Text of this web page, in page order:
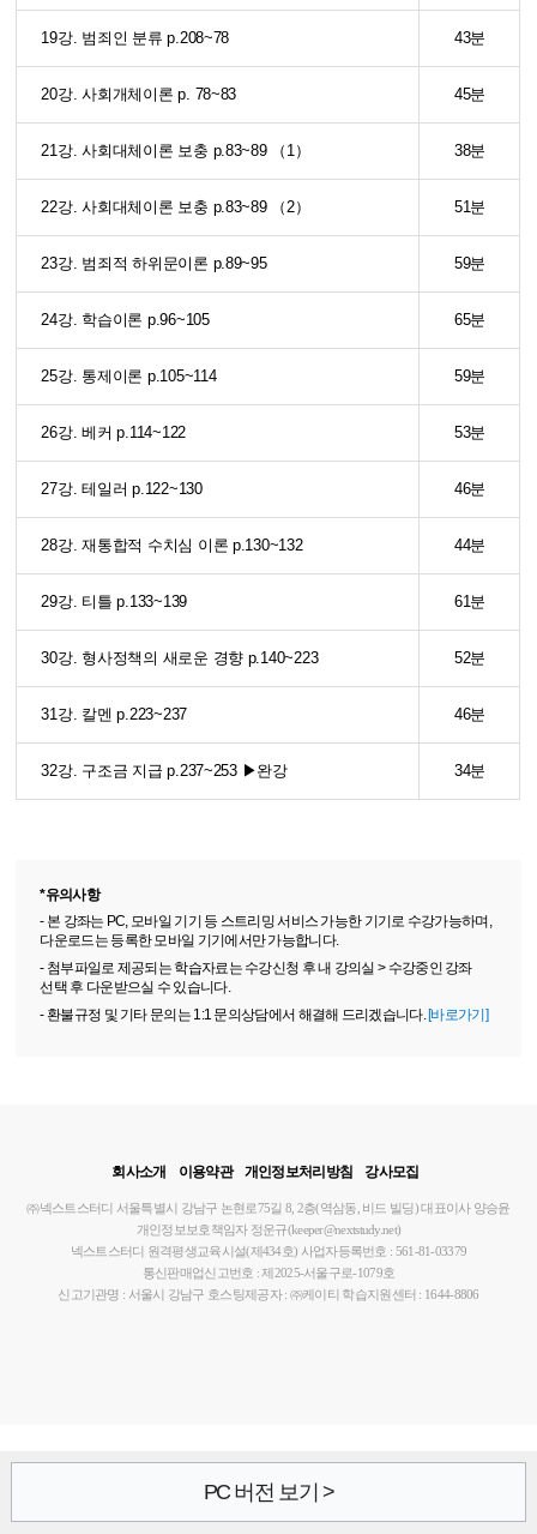
19강. 범죄인 분류 p.208~78 43분
20강. 사회개체이론 p. 78~83 45분
21강. 사회대체이론 보충 p.83~89 （1） 38분
22강. 사회대체이론 보충 p.83~89 （2） 51분
23강. 범죄적 하위문이론 p.89~95 59분
24강. 학습이론 p.96~105 65분
25강. 통제이론 p.105~114 59분
26강. 베커 p.114~122 53분
27강. 테일러 p.122~130 46분
28강. 재통합적 수치심 이론 p.130~132 44분
29강. 티틀 p.133~139 61분
30강. 형사정책의 새로운 경향 p.140~223 52분
31강. 칼멘 p.223~237 46분
32강. 구조금 지급 p.237~253 ▶완강 34분
*유의사항
- 본 강좌는 PC, 모바일 기기 등 스트리밍 서비스 가능한 기기로 수강가능하며,
다운로드는 등록한 모바일 기기에서만 가능합니다.
- 첨부파일로 제공되는 학습자료는 수강신청 후 내 강의실 > 수강중인 강좌
선택 후 다운받으실 수 있습니다.
- 환불규정 및 기타 문의는 1:1 문의상담에서 해결해 드리겠습니다.[바로가기]
회사소개 이용약관 개인정보처리방침 강사모집
㈜넥스트스터디 서울특별시 강남구 논현로75길 8, 2층(역삼동, 비드 빌딩)대표이사 양승윤
개인정보보호책임자 정운규(keeper@nextstudy.net)
넥스트스터디 원격평생교육시설(제434호) 사업자등록번호 : 561-81-03379
통신판매업신고번호 : 제2025-서울구로-1079호
신고기관명 : 서울시 강남구 호스팅제공자 : ㈜케이티 학습지원센터 : 1644-8806
PC 버전 보기 >